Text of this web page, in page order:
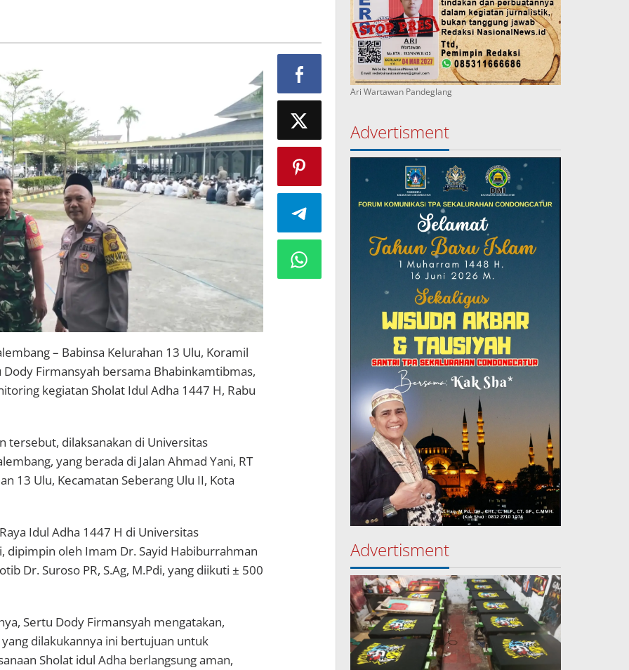
– Babinsa Kelurahan 13 Ulu, Koramil
Firmansyah bersama Bhabinkamtibmas,
kegiatan Sholat Idul Adha 1447 H, Rabu
tersebut, dilaksanakan di Universitas
yang berada di Jalan Ahmad Yani, RT
13 Ulu, Kecamatan Seberang Ulu II, Kota
Idul Adha 1447 H di Universitas
dipimpin oleh Imam Dr. Sayid Habiburrahman
Dr. Suroso PR, S.Ag, M.Pdi, yang diikuti ± 500
Sertu Dody Firmansyah mengatakan,
dilakukannya ini bertujuan untuk
Sholat idul Adha berlangsung aman,
Ari Wartawan Pandeglang
Advertisment
Advertisment